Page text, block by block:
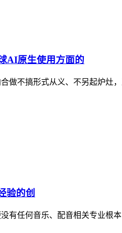
AI原生使用方面的
做不搞形式从义、不另起炉灶
验的创
有任何音乐、配音相关专业根